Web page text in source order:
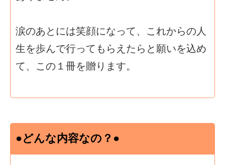
涙のあとには笑顔になって、これからの人
生を歩んで行ってもらえたらと願いを込め
て、この１冊を贈ります。
●どんな内容なの？●